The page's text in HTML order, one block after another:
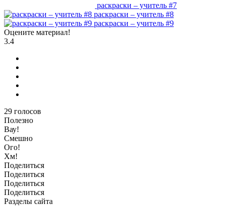
раскраски – учитель #7
раскраски – учитель #8
раскраски – учитель #9
Оцените материал!
3.4
29 голосов
Полезно
Вау!
Смешно
Ого!
Хм!
Поделиться
Поделиться
Поделиться
Поделиться
Разделы сайта